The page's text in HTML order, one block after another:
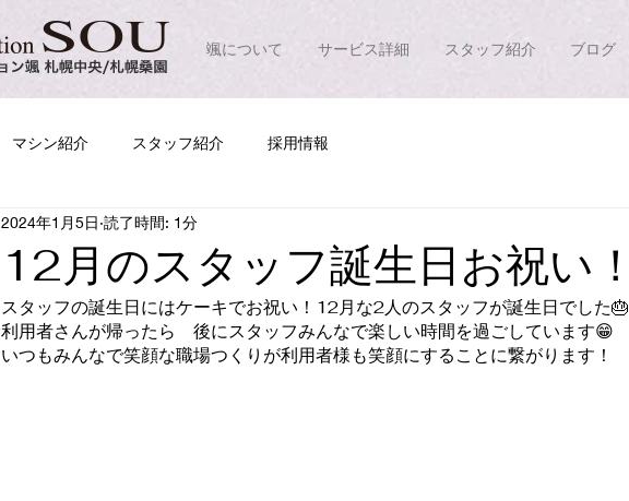
颯について サービス詳細 スタッフ紹介 ブログ
マシン紹介 スタッフ紹介 採用情報
12月のスタッフ誕生日お祝い！
2024年1月5日 読了時間: 1分
スタッフの誕生日にはケーキでお祝い！12月な2人のスタッフが誕生日でした🎂
利用者さんが帰ったら　後にスタッフみんなで楽しい時間を過ごしています😁
いつもみんなで笑顔な職場つくりが利用者様も笑顔にすることに繋がります！